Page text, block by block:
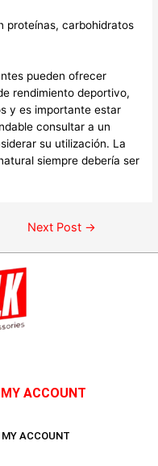
proteínas, carbohidratos
pueden ofrecer
rendimiento deportivo,
y es importante estar
consultar a un
su utilización. La
siempre debería ser
Next Post →
MY ACCOUNT
MY ACCOUNT